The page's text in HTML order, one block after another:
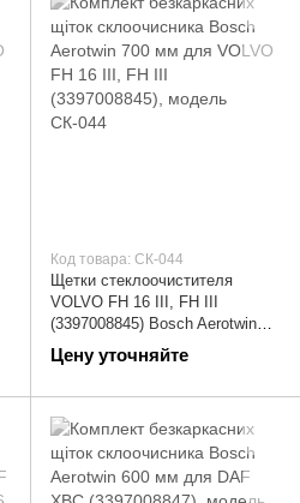
Код товара: СК-044
Щетки стеклоочистителя
VOLVO FH 16 III, FH III
(3397008845) Bosch Aerotwin
700 мм (дворники) | СК-044
Цену уточняйте